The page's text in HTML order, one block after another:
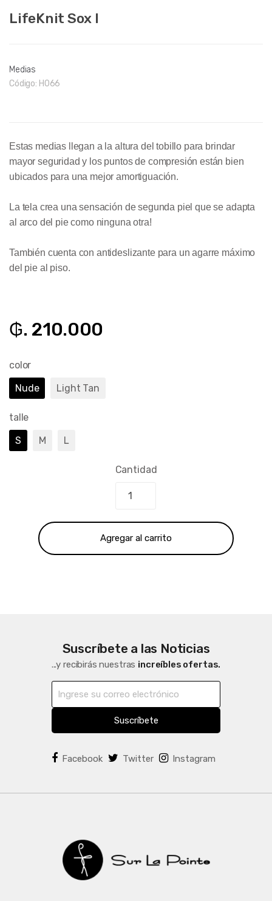
LifeKnit Sox I
Medias
Código: H066
Estas medias llegan a la altura del tobillo para brindar
mayor seguridad y los puntos de compresión están bien
ubicados para una mejor amortiguación.
La tela crea una sensación de segunda piel que se adapta
al arco del pie como ninguna otra!
También cuenta con antideslizante para un agarre máximo
del pie al piso.
₲. 210.000
color
Nude
Light Tan
talle
S
M L
Cantidad
Agregar al carrito
Suscríbete a las Noticias
...y recibirás nuestras increíbles ofertas.
Suscríbete
Facebook Twitter Instagram